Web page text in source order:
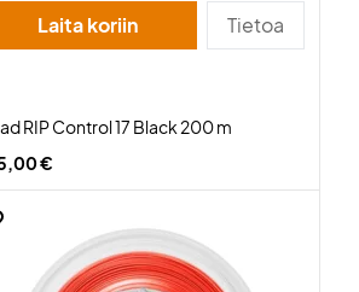
Laita koriin Tietoa
RIP Control 17 Black 200 m
€